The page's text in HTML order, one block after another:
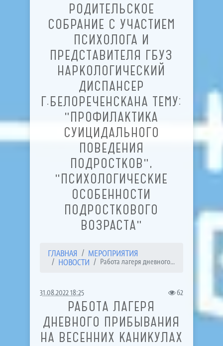
РОДИТЕЛЬСКОЕ
СОБРАНИЕ С УЧАСТИЕМ
ПСИХОЛОГА И
ПРЕДСТАВИТЕЛЯ ГБУЗ
НАРКОЛОГИЧЕСКИЙ
ДИСПАНСЕР
Г.БЕЛОРЕЧЕНСКАНА ТЕМУ:
"ПРОФИЛАКТИКА
СУИЦИДАЛЬНОГО
ПОВЕДЕНИЯ
ПОДРОСТКОВ",
"ПСИХОЛОГИЧЕСКИЕ
ОСОБЕННОСТИ
ПОДРОСТКОВОГО
ВОЗРАСТА"
ГЛАВНАЯ
МЕРОПРИЯТИЯ
НОВОСТИ
Работа лагеря дневного...
31.08.2022 18:25 62
РАБОТА ЛАГЕРЯ
ДНЕВНОГО ПРИБЫВАНИЯ
НА ВЕСЕННИХ КАНИКУЛАХ